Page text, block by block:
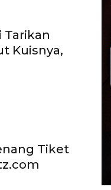
Tarikan
Kuisnya,
Tiket